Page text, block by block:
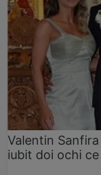
Valentin
iubit doi ochi